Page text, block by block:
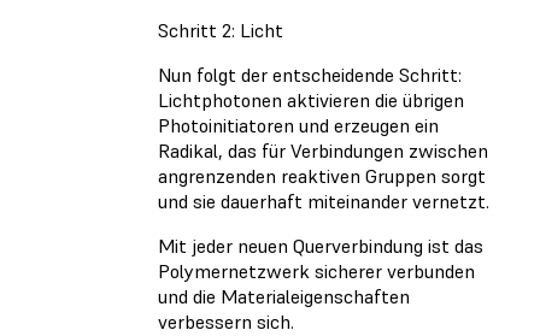
Schritt 2: Licht
Nun folgt der entscheidende Schritt:
Lichtphotonen aktivieren die übrigen
Photoinitiatoren und erzeugen ein
Radikal, das für Verbindungen zwischen
angrenzenden reaktiven Gruppen sorgt
und sie dauerhaft miteinander vernetzt.
Mit jeder neuen Querverbindung ist das
Polymernetzwerk sicherer verbunden
und die Materialeigenschaften
verbessern sich.